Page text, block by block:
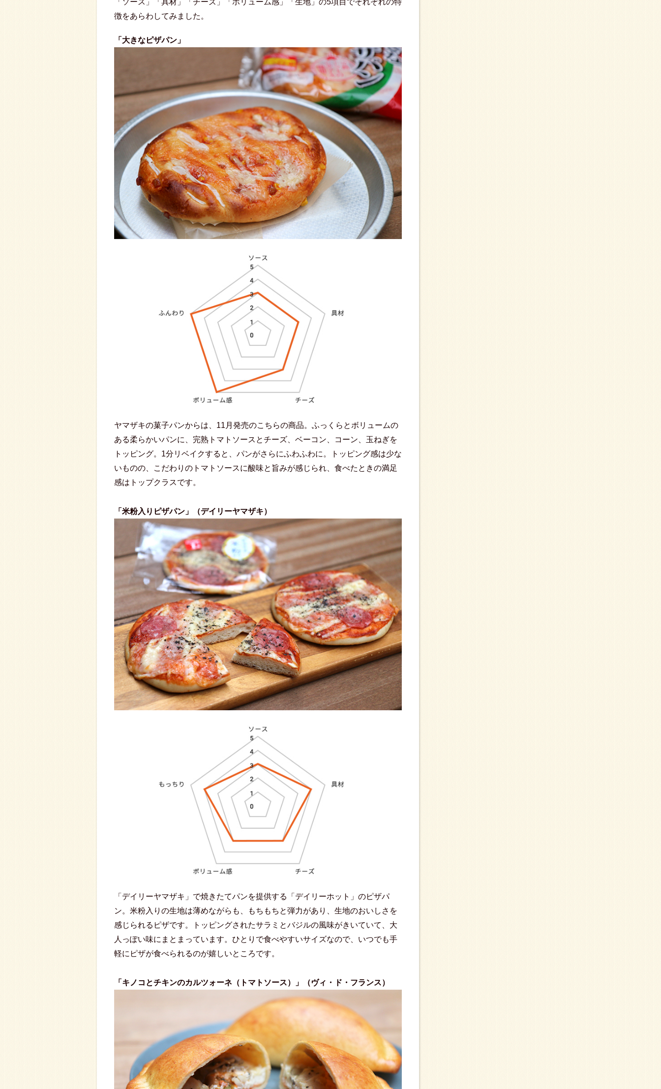
「ソース」「具材」「チーズ」「ボリューム感」「生地」の5項目でそれぞれの特
徴をあらわしてみました。
「大きなピザパン」
ヤマザキの菓子パンからは、11月発売のこちらの商品。ふっくらとボリュームの
ある柔らかいパンに、完熟トマトソースとチーズ、ベーコン、コーン、玉ねぎを
トッピング。1分リベイクすると、パンがさらにふわふわに。トッピング感は少な
いものの、こだわりのトマトソースに酸味と旨みが感じられ、食べたときの満足
感はトップクラスです。
「米粉入りピザパン」（デイリーヤマザキ）
「デイリーヤマザキ」で焼きたてパンを提供する「デイリーホット」のピザパ
ン。米粉入りの生地は薄めながらも、もちもちと弾力があり、生地のおいしさを
感じられるピザです。トッピングされたサラミとバジルの風味がきいていて、大
人っぽい味にまとまっています。ひとりで食べやすいサイズなので、いつでも手
軽にピザが食べられるのが嬉しいところです。
「キノコとチキンのカルツォーネ（トマトソース）」（ヴィ・ド・フランス）